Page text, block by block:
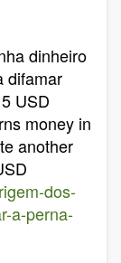
dinheiro
difamar
USD
money in
another
dos-
a-perna-